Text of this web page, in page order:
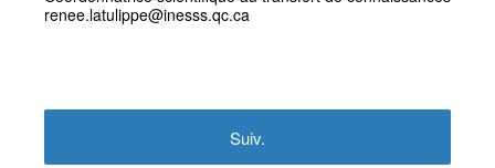
renee.latulippe@inesss.qc.ca
Suiv.